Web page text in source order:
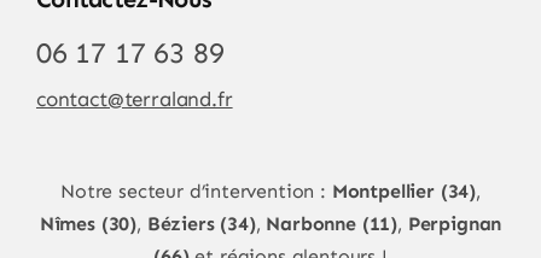
06 17 17 63 89
contact@terraland.fr
Notre secteur d’intervention : Montpellier (34),
Nîmes (30), Béziers (34), Narbonne (11), Perpignan